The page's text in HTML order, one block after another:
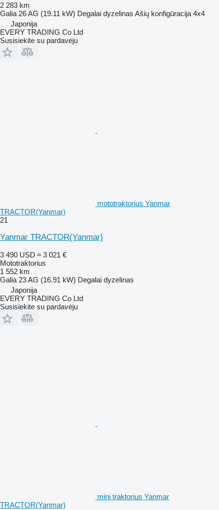
2 283 km
Galia 26 AG (19.11 kW) Degalai dyzelinas Ašių konfigūracija 4x4
Japonija
EVERY TRADING Co Ltd
Susisiekite su pardavėju
mototraktorius Yanmar
TRACTOR(Yanmar)
21
Yanmar TRACTOR(Yanmar)
3 490 USD ≈ 3 021 €
Mototraktorius
1 552 km
Galia 23 AG (16.91 kW) Degalai dyzelinas
Japonija
EVERY TRADING Co Ltd
Susisiekite su pardavėju
mini traktorius Yanmar
TRACTOR(Yanmar)